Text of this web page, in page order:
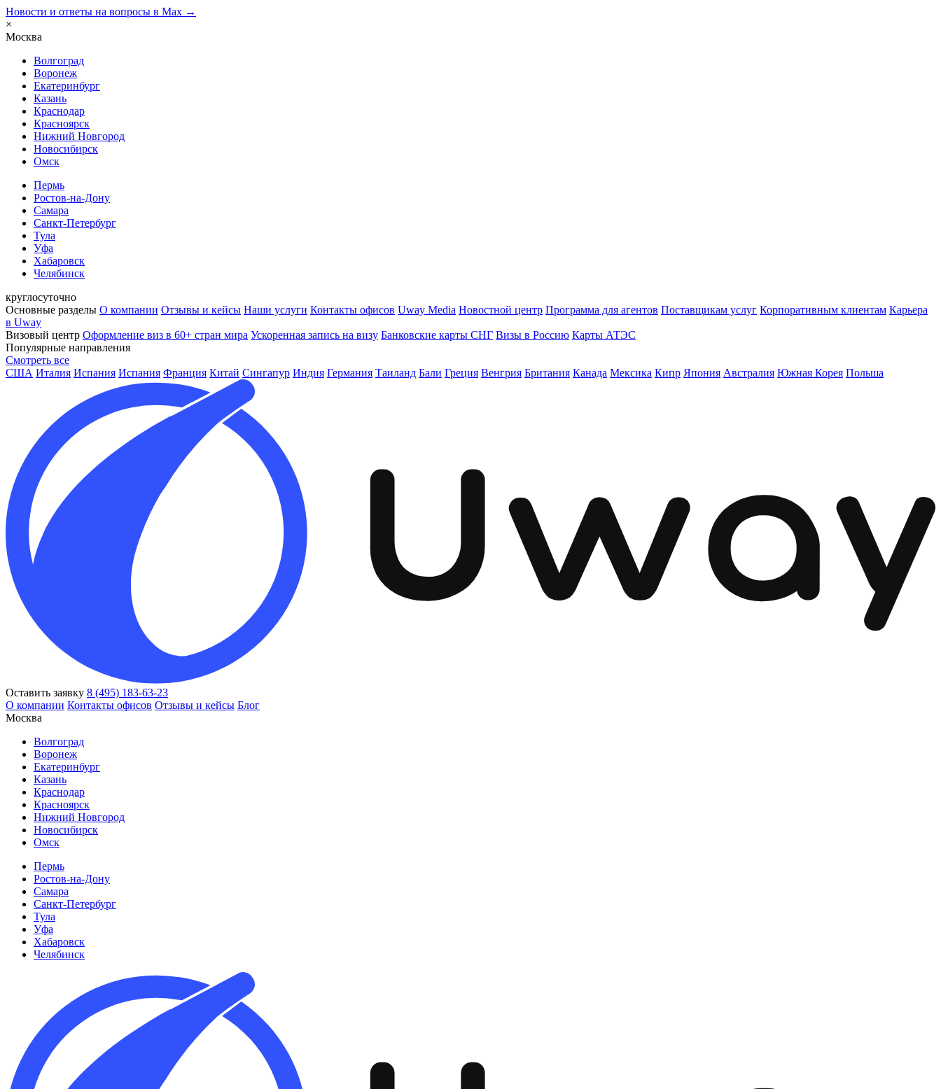
Новости и ответы на вопросы в Max →
×
Москва
Волгоград
Воронеж
Екатеринбург
Казань
Краснодар
Красноярск
Нижний Новгород
Новосибирск
Омск
Пермь
Ростов-на-Дону
Самара
Санкт-Петербург
Тула
Уфа
Хабаровск
Челябинск
круглосуточно
Основные разделы О компании Отзывы и кейсы Наши услуги Контакты офисов Uway Media Новостной центр Программа для агентов Поставщикам услуг Корпоративным клиентам Карьера
в Uway
Визовый центр Оформление виз в 60+ стран мира Ускоренная запись на визу Банковские карты СНГ Визы в Россию Карты АТЭС
Популярные направления
Смотреть все
США Италия Испания Испания Франция Китай Сингапур Индия Германия Таиланд Бали Греция Венгрия Британия Канада Мексика Кипр Япония Австралия Южная Корея Польша
Оставить заявку 8 (495) 183-63-23
О компании Контакты офисов Отзывы и кейсы Блог
Москва
Волгоград
Воронеж
Екатеринбург
Казань
Краснодар
Красноярск
Нижний Новгород
Новосибирск
Омск
Пермь
Ростов-на-Дону
Самара
Санкт-Петербург
Тула
Уфа
Хабаровск
Челябинск